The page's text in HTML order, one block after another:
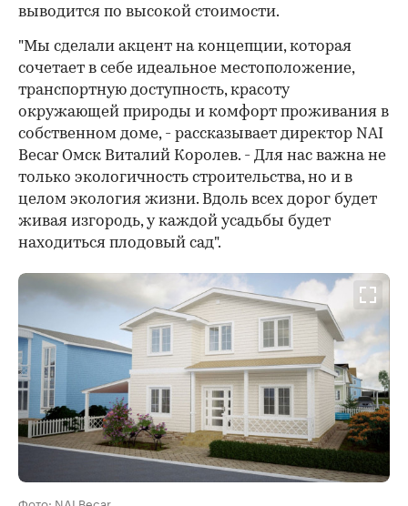
00:00 00:00
выводится по высокой стоимости.
"Мы сделали акцент на концепции, которая
сочетает в себе идеальное местоположение,
транспортную доступность, красоту
окружающей природы и комфорт проживания в
собственном доме, - рассказывает директор NAI
Becar Омск Виталий Королев. - Для нас важна не
только экологичность строительства, но и в
целом экология жизни. Вдоль всех дорог будет
живая изгородь, у каждой усадьбы будет
находиться плодовый сад".
Фото: NAI Becar